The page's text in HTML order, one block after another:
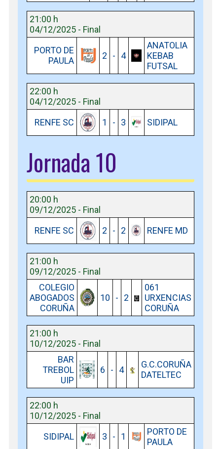
21:00 h
04/12/2025 - Final
PORTO DE
PAULA
2 - 4
ANATOLIA
KEBAB
FUTSAL
22:00 h
04/12/2025 - Final
RENFE SC
1 - 3 SIDIPAL
Jornada 10
20:00 h
09/12/2025 - Final
RENFE SC
2 - 2 RENFE MD
21:00 h
09/12/2025 - Final
COLEGIO
ABOGADOS
CORUÑA
10 - 2
061
URXENCIAS
CORUÑA
21:00 h
10/12/2025 - Final
BAR
TREBOL
UIP
6 - 4
G.C.CORUÑA
DATELTEC
22:00 h
10/12/2025 - Final
SIDIPAL
3 - 1
PORTO DE
PAULA